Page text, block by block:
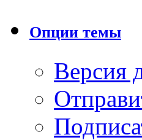
Опции темы
Версия